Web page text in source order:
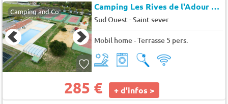
Camping and Co Camping Les Rives de l'Adour Bel Air Village
Sud Ouest-Saint sever
Mobil home - Terrasse 5 pers.
285 € + d'infos >